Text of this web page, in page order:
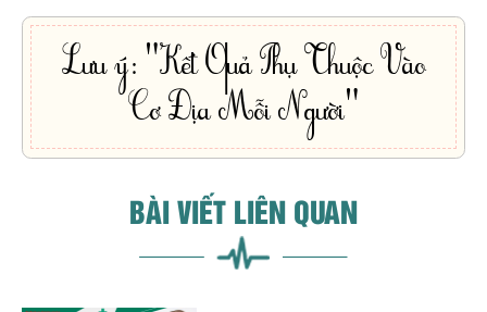
Lưu ý: "Kết Quả Phụ Thuộc Vào
Cơ Địa Mỗi Người"
BÀI VIẾT LIÊN QUAN